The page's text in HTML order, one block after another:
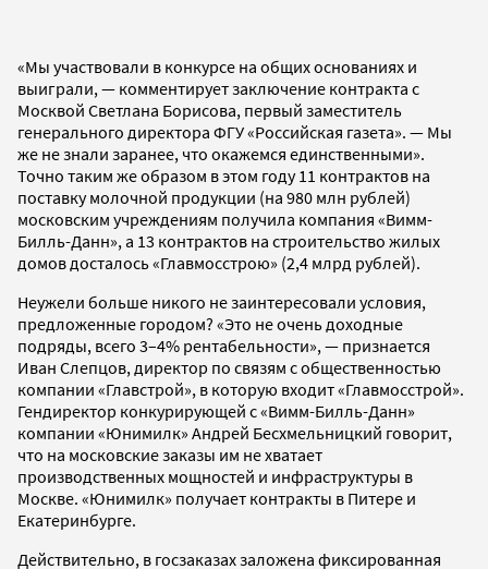
«Мы участвовали в конкурсе на общих основаниях и
выиграли, — комментирует заключение контракта с
Москвой Светлана Борисова, первый заместитель
генерального директора ФГУ «Российская газета». — Мы
же не знали заранее, что окажемся единственными».
Точно таким же образом в этом году 11 контрактов на
поставку молочной продукции (на 980 млн рублей)
московским учреждениям получила компания «Вимм-
Билль-Данн», а 13 контрактов на строительство жилых
домов досталось «Главмосстрою» (2,4 млрд рублей).
Неужели больше никого не заинтересовали условия,
предложенные городом? «Это не очень доходные
подряды, всего 3–4% рентабельности», — признается
Иван Слепцов, директор по связям с общественностью
компании «Главстрой», в которую входит «Главмосстрой».
Гендиректор конкурирующей с «Вимм-Билль-Данн»
компании «Юнимилк» Андрей Бесхмельницкий говорит,
что на московские заказы им не хватает
производственных мощностей и инфраструктуры в
Москве. «Юнимилк» получает контракты в Питере и
Екатеринбурге.
Действительно, в госзаказах заложена фиксированная